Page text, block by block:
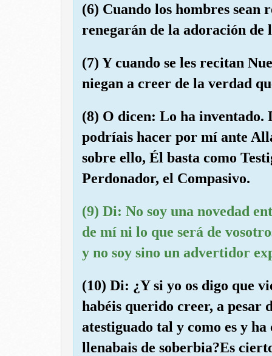
(6) Cuando los hombres sean
renegarán de la adoración
(7) Y cuando se les recitan
niegan a creer de la verdad
(8) O dicen: Lo ha
podríais hacer por mí ante
sobre ello, Él basta como
Perdonador, el Compasivo.
(9) Di: No soy una novedad
de mí ni lo que será de
y no soy sino un advertidor
(10) Di: ¿Y si yo os digo que
habéis querido creer, a pesar
atestiguado tal y como es y
llenabais de soberbia?Es